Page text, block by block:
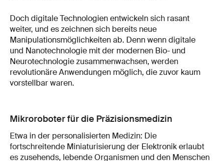
Doch digitale Technologien entwickeln sich rasant
weiter, und es zeichnen sich bereits neue
Manipulationsmöglichkeiten ab. Denn wenn digitale
und Nanotechnologie mit der modernen Bio- und
Neurotechnologie zusammenwachsen, werden
revolutionäre Anwendungen möglich, die zuvor kaum
vorstellbar waren.
Mikroroboter für die Präzisionsmedizin
Etwa in der personalisierten Medizin: Die
fortschreitende Miniaturisierung der Elektronik erlaubt
es zusehends, lebende Organismen und den Menschen